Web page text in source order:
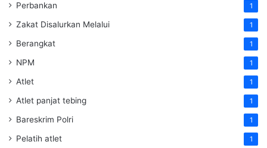
Perbankan 1
Zakat Disalurkan Melalui 1
Berangkat 1
NPM 1
Atlet 1
Atlet panjat tebing 1
Bareskrim Polri 1
Pelatih atlet 1